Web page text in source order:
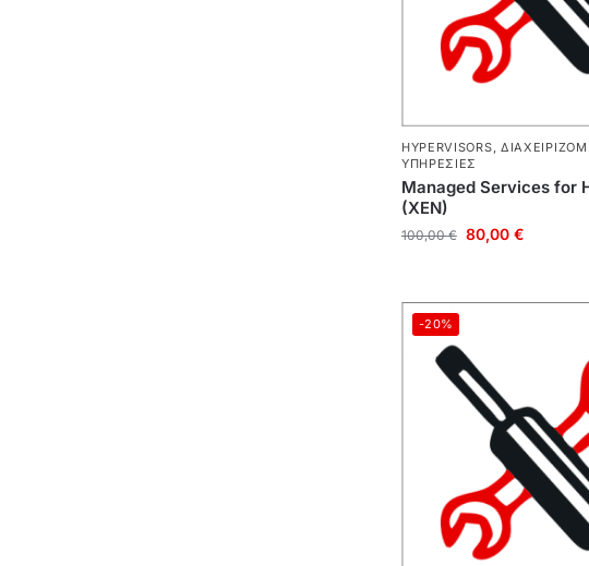
HYPERVISORS,
ΥΠΗΡΕΣΊΕΣ
Managed Services for
(XEN)
100,00€ 80,00 €
-20%